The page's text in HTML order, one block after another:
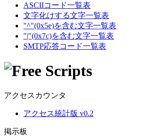
ASCIIコード一覧表
文字化けする文字一覧表
"^"(0x5e)を含む文字一覧表
"|"(0x7c)を含む文字一覧表
SMTP応答コード一覧表
アクセスカウンタ
アクセス統計版 v0.2
掲示板